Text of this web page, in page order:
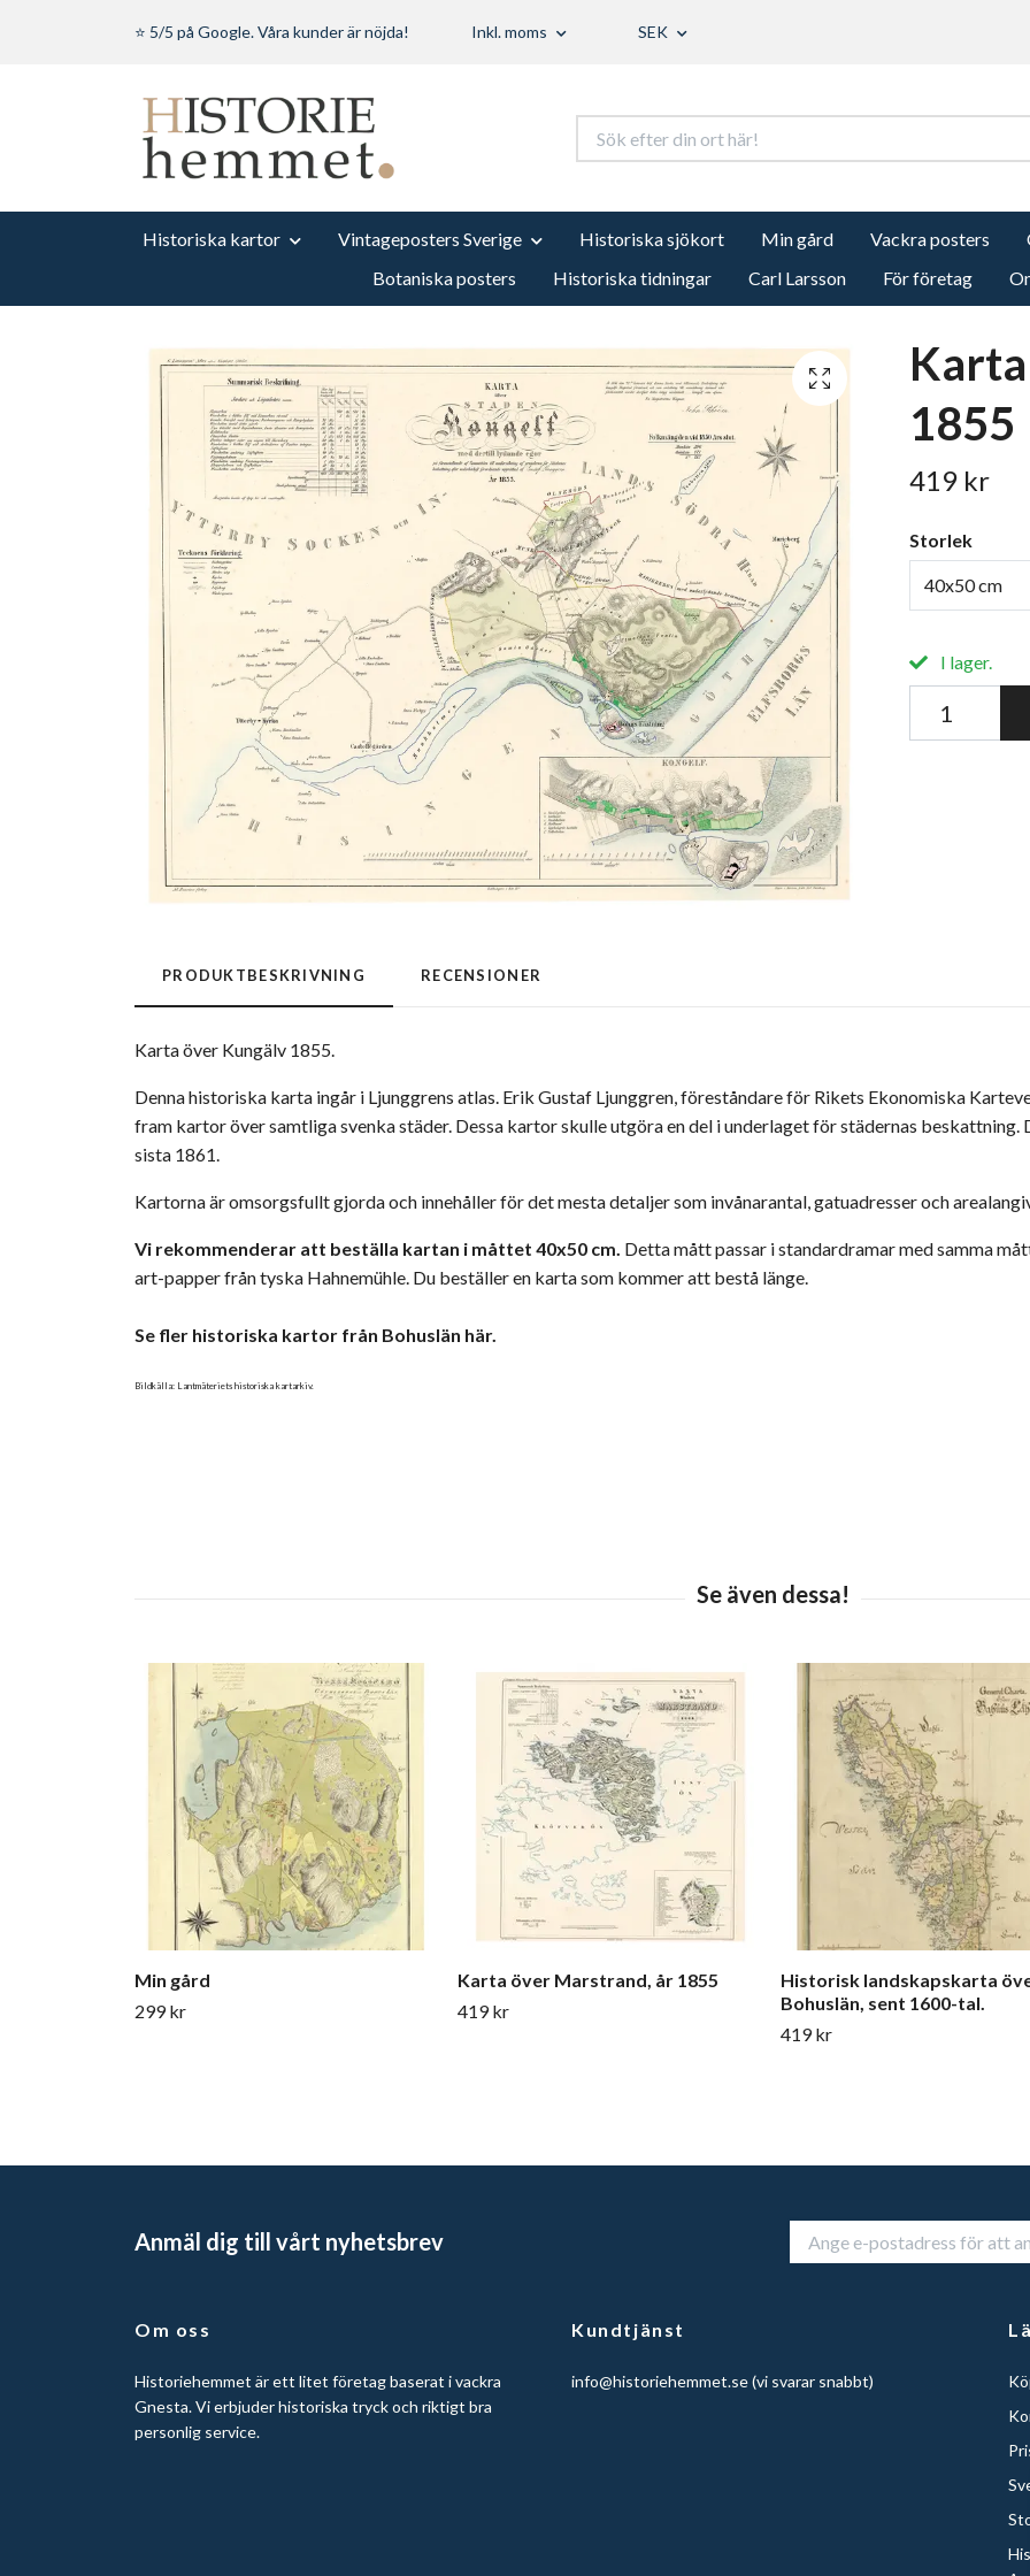
⭐ 5/5 på Google. Våra kunder är nöjda! Inkl. moms SEK
Historiska kartor Vintageposters Sverige Historiska sjökort Min gård Vackra posters
Botaniska posters
Historiska tidningar Carl Larsson För företag
1855
419 kr
Storlek
40x50 cm
I lager.
PRODUKTBESKRIVNING RECENSIONER
Karta över Kungälv 1855.
Denna historiska karta ingår i Ljunggrens atlas. Erik Gustaf Ljunggren, föreståndare för Rikets Ekonomiska
fram kartor över samtliga svenka städer. Dessa kartor skulle utgöra en del i underlaget för städernas
sista 1861.
Kartorna är omsorgsfullt gjorda och innehåller för det mesta detaljer som invånarantal, gatuadresser och
Vi rekommenderar att beställa kartan i måttet 40x50 cm. Detta mått passar i standardramar med samma
art-papper från tyska Hahnemühle. Du beställer en karta som kommer att bestå länge.
Se fler historiska kartor från Bohuslän här.
Bildkälla: Lantmäteriets historiska kartarkiv.
Min gård
299 kr
Karta över Marstrand, år 1855
419 kr
Historisk landskapskarta
Bohuslän, sent 1600-tal.
419 kr
Anmäl dig till vårt nyhetsbrev
Om oss
Historiehemmet är ett litet företag baserat i vackra
Gnesta. Vi erbjuder historiska tryck och riktigt bra
personlig service.
Kundtjänst
info@historiehemmet.se(vi svarar snabbt)